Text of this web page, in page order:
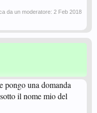
da un moderatore: 2 Feb 2018
pongo una domanda
il nome mio del